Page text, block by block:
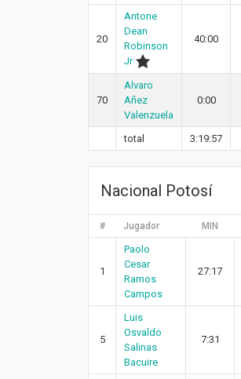
20
Antone
Dean
Robinson
Jr
40:00
70
Alvaro
Añez
Valenzuela
0:00
total 3:19:57
Nacional Potosí
# Jugador MIN
1
Paolo
Cesar
Ramos
Campos
27:17
5
Luis
Osvaldo
Salinas
Bacuire
7:31